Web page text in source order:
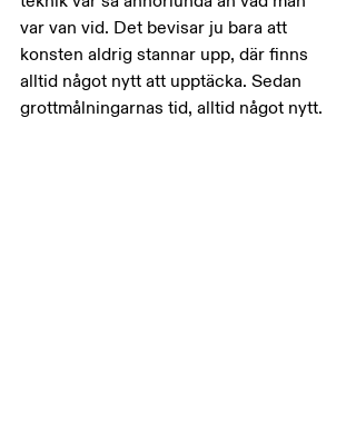
var van vid. Det bevisar ju bara att
konsten aldrig stannar upp, där finns
alltid något nytt att upptäcka. Sedan
grottmålningarnas tid, alltid något nytt.